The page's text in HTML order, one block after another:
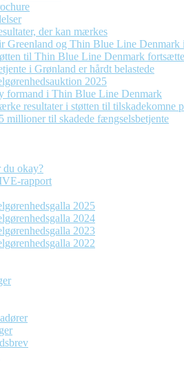
der kan mærkes
Greenland og Thin Blue Line Denmark
til Thin Blue Line Denmark
i Grønland er hårdt belastede
2025
formand i Thin Blue Line Denmark
resultater i støtten til tilskadekomne
millioner til skadede fængselsbetjente
du okay?
rapport
2025
2024
2023
2022